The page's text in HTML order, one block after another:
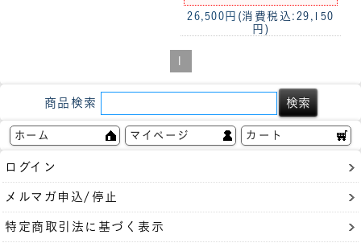
26,500円 (消費税込:29,150
円)
1
商品検索
ホーム マイページ カート
ログイン
メルマガ申込/停止
特定商取引法に基づく表示